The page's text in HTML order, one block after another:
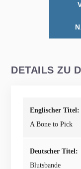
DETAILS ZU
Englischer Titel:
A Bone to Pick
Deutscher Titel:
Blutsbande